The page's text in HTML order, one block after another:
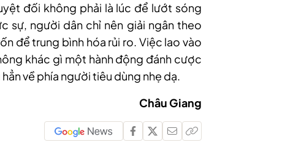
đối không phải là lúc để lướt sóng
sự, người dân chỉ nên giải ngân theo
để trung bình hóa rủi ro. Việc lao vào
khác gì một hành động đánh cược
về phía người tiêu dùng nhẹ dạ.
Châu Giang